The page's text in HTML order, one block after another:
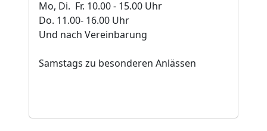
Mo, Di. Fr. 10.00 - 15.00 Uhr
Do. 11.00- 16.00 Uhr
Und nach Vereinbarung
Samstags zu besonderen Anlässen